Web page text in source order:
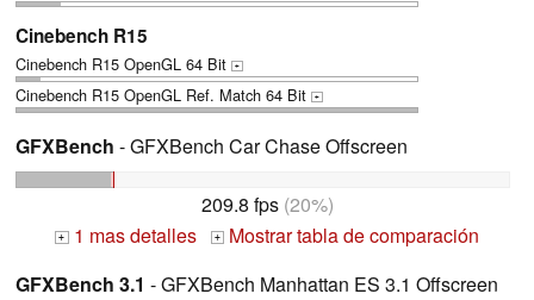
Cinebench R15
Cinebench R15 OpenGL 64 Bit +
Cinebench R15 OpenGL Ref. Match 64 Bit +
GFXBench - GFXBench Car Chase Offscreen
209.8 fps(20%)
+ 1 mas detalles +
Mostrar tabla de comparación
GFXBench 3.1 - GFXBench Manhattan ES 3.1 Offscreen